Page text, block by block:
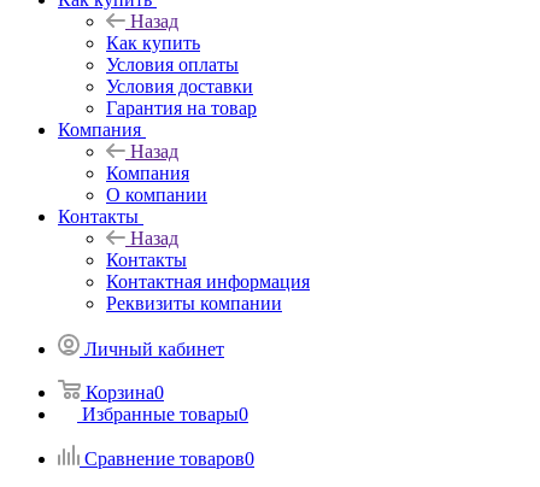
Назад
Как купить
Условия оплаты
Условия доставки
Гарантия на товар
Компания
Назад
Компания
О компании
Контакты
Назад
Контакты
Контактная информация
Реквизиты компании
Личный кабинет
Корзина0
Избранные товары0
Сравнение товаров0